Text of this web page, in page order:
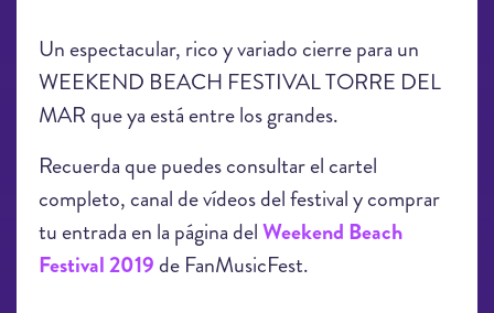
Un espectacular, rico y variado cierre para un
WEEKEND BEACH FESTIVAL TORRE DEL
MAR que ya está entre los grandes.
Recuerda que puedes consultar el cartel
completo, canal de vídeos del festival y comprar
tu entrada en la página delWeekend Beach
Festival 2019 de FanMusicFest.